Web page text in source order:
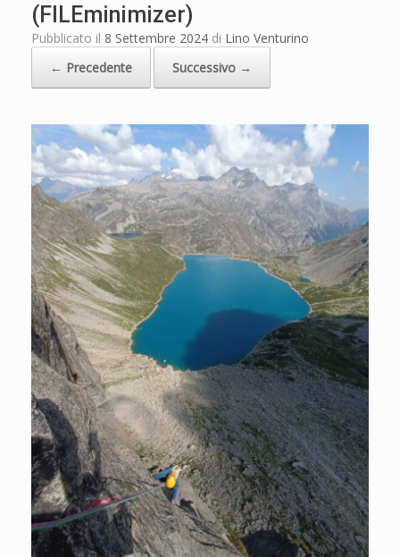
(FILEminimizer)
Pubblicato il 8 Settembre 2024 di Lino Venturino
← Precedente
Successivo →